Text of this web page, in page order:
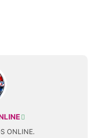
ONLINE.